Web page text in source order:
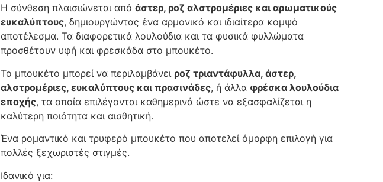
Η σύνθεση πλαισιώνεται από άστερ, ροζ αλστρομέριες και αρωματικούς
ευκαλύπτους, δημιουργώντας ένα αρμονικό και ιδιαίτερα κομψό
αποτέλεσμα. Τα διαφορετικά λουλούδια και τα φυσικά φυλλώματα
προσθέτουν υφή και φρεσκάδα στο μπουκέτο.
Το μπουκέτο μπορεί να περιλαμβάνει ροζ τριαντάφυλλα, άστερ,
αλστρομέριες, ευκαλύπτους και πρασινάδες, ή άλλα φρέσκα λουλούδια
εποχής, τα οποία επιλέγονται καθημερινά ώστε να εξασφαλίζεται η
καλύτερη ποιότητα και αισθητική.
Ένα ρομαντικό και τρυφερό μπουκέτο που αποτελεί όμορφη επιλογή για
πολλές ξεχωριστές στιγμές.
Ιδανικό για: